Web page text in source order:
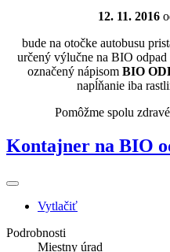
12. 11. 2016
bude na otočke autobusu
určený výlučne na BIO
označený nápisom BIO
napĺňanie iba
Pomôžme spolu
Kontajner na BIO
Vytlačiť
Podrobnosti
Miestny úrad